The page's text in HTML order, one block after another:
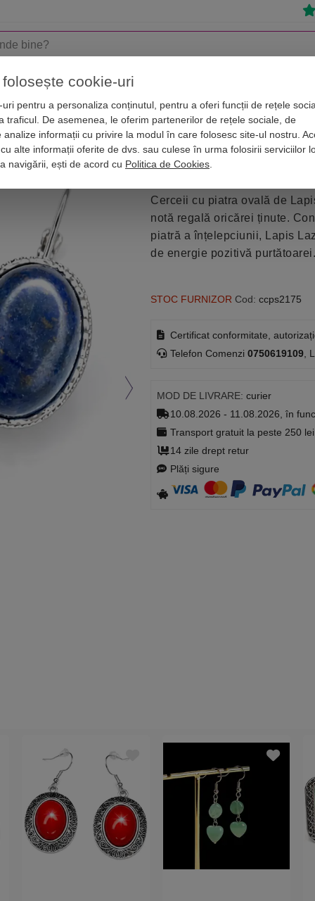
Zodii Astrologie Numerologie
semipretioase Cercei piatra ovala Lapis Lazuli
tortiță argintie
Cerceii cu piatra ovală de
notă regală oricărei ținute.
piatră a înțelepciunii, Lapis
de energie pozitivă purtătoarei.
STOC FURNIZOR Cod: ccps2175
Certificat conformitate,
Telefon Comenzi0750619109 ,
MOD DE LIVRARE: curier
10.08.2026 - 11.08.2026, în
Transport gratuit la peste 250 lei
14 zile drept retur
Plăți sigure
cookie-uri
uri pentru a personaliza conținutul, pentru a oferi funcții de rețele
traficul. De asemenea, le oferim partenerilor de rețele sociale, de
analize informații cu privire la modul în care folosesc site-ul nostru.
alte informații oferite de dvs. sau culese în urma folosirii serviciilor
navigării, ești de acord cu Politica de Cookies.